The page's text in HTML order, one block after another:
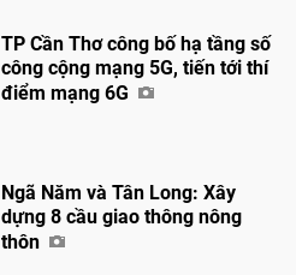
TP Cần Thơ công bố hạ tầng số
công cộng mạng 5G, tiến tới thí
điểm mạng 6G
Ngã Năm và Tân Long: Xây
dựng 8 cầu giao thông nông
thôn